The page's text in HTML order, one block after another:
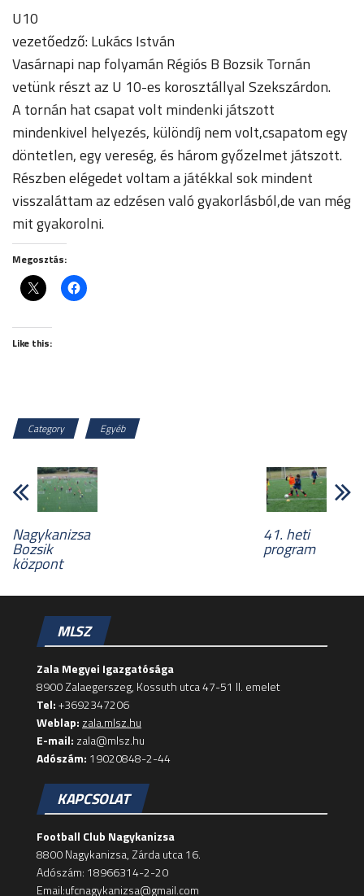
U10
vezetőedző: Lukács István
Vasárnapi nap folyamán Régiós B Bozsik Tornán
vetünk részt az U 10-es korosztállyal Szekszárdon.
A tornán hat csapat volt mindenki játszott
mindenkivel helyezés, különdíj nem volt,csapatom egy
döntetlen, egy vereség, és három győzelmet játszott.
Részben elégedet voltam a játékkal sok mindent
visszaláttam az edzésen való gyakorlásból,de van még
mit gyakorolni.
Megosztás:
Like this:
Category Egyéb
Nagykanizsa
Bozsik
központ
41. heti
program
MLSZ
Zala Megyei Igazgatósága
8900 Zalaegerszeg, Kossuth utca 47-51 II. emelet
Tel:+3692347206
Weblap: zala.mlsz.hu
E-mail: zala@mlsz.hu
Adószám: 19020848-2-44
KAPCSOLAT
Football Club Nagykanizsa
8800 Nagykanizsa, Zárda utca 16.
Adószám: 18966314-2-20
Email:ufcnagykanizsa@gmail.com